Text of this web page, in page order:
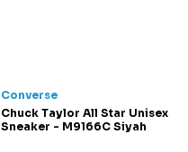
Converse
Chuck Taylor All Star Unisex
Sneaker - M9166C Siyah